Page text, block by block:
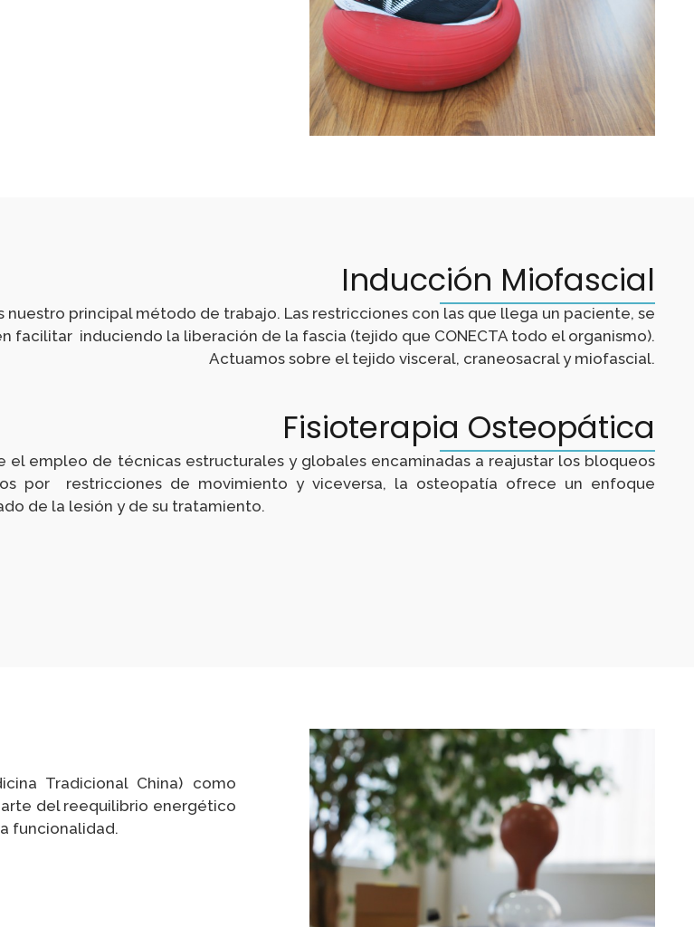
Inducción Miofascial
nuestro principal método de trabajo. Las restricciones con las que llega un paciente, se
facilitar induciendo la liberación de la fascia (tejido que CONECTA todo el organismo).
Actuamos sobre el tejido visceral, craneosacral y miofascial.
Fisioterapia Osteopática
el empleo de técnicas estructurales y globales encaminadas a reajustar los bloqueos
por restricciones de movimiento y viceversa, la osteopatía ofrece un enfoque
de la lesión y de su tratamiento.
Tradicional China) como
del reequilibrio energético
funcionalidad.